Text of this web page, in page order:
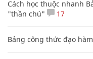
Cách học thuộc nhanh
"thần chú"
17
Bảng công thức đạo